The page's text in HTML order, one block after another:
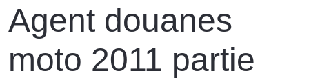
Agent douanes
moto 2011 partie